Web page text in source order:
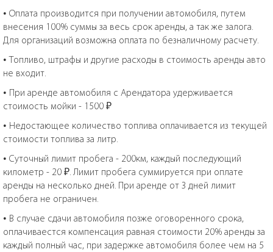
• Оплата производится при получении автомобиля, путем
внесения 100% суммы за весь срок аренды, а так же залога.
Для организаций возможна оплата по безналичному расчету.
• Топливо, штрафы и другие расходы в стоимость аренды авто
не входит.
• При аренде автомобиля с Арендатора удерживается
стоимость мойки - 1500 ₽
• Недостающее количество топлива оплачивается из текущей
стоимости топлива за литр.
• Суточный лимит пробега - 200км, каждый последующий
километр - 20 ₽. Лимит пробега суммируется при оплате
аренды на несколько дней. При аренде от 3 дней лимит
пробега не ограничен.
• В случае сдачи автомобиля позже оговоренного срока,
оплачиваестся компенсация равная стоимости 20% аренды за
каждый полный час, при задержке автомобиля более чем на 5